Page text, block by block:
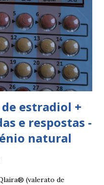
estradiol +
e respostas -
natural
(valerato de